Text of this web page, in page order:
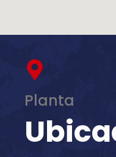
Planta